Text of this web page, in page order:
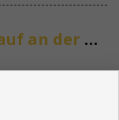
Steuern beim Immobilienkauf an der Costa del Sol